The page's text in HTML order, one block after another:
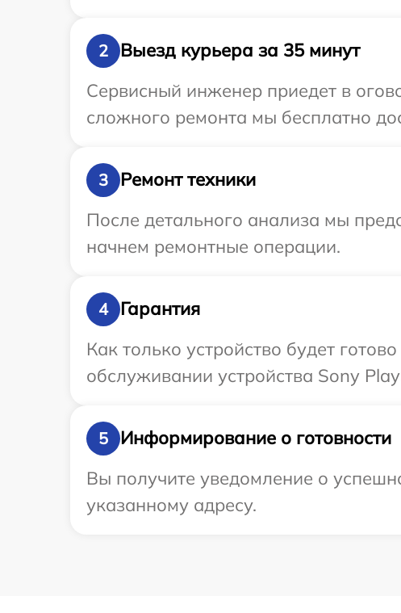
2
Выезд курьера за 35 минут
Сервисный инженер приедет в
сложного ремонта мы бесплатно
3
Ремонт техники
После детального анализа мы
начнем ремонтные операции.
4
Гарантия
Как только устройство будет
обслуживании устройства Sony
5
Информирование о готовности
Вы получите уведомление о
указанному адресу.